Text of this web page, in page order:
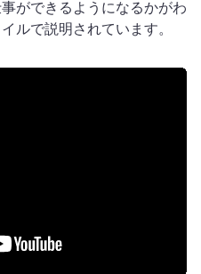
ができるようになるかがわ
ルで説明されています。